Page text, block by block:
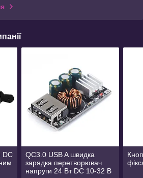
DC
QC3.0 USB A швидка
зарядка перетворювач
напруги 24 Вт DC 10-32 В